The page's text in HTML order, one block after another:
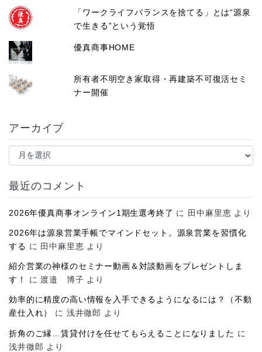
「ワークライフバランスを捨てる」とは“源泉
で生きる”という覚悟
優真商事HOME
所有者不明空き家取得・再建築不可復活セミ
ナー開催
アーカイブ
ア
イ
ブ
最近のコメント
2026年優真商事オンライン1期生選考終了 に 田中麻里恵 より
2026年は源泉営業手帳でマインドセット。源泉営業を習慣化
する に 田中麻里恵 より
紹介営業の神様のセミナー動画＆対談動画をプレゼントしま
す！
に渡邉 博子 より
効率的に精度の高い情報を入手できるようになるには？（不動
産仕入れ）
に 浅井徹郎 より
折角のご縁…賃貸付けを任せてもらえることになりました に
浅井徹郎 より